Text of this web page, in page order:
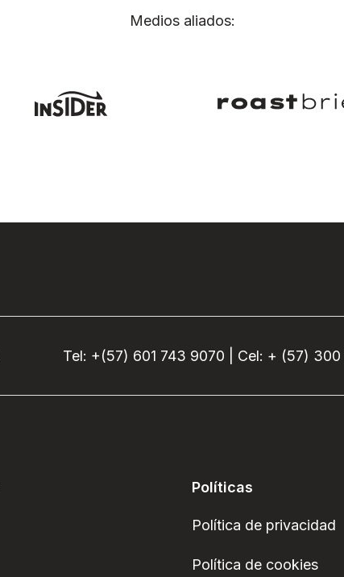
Medios aliados:
Tel: +(57) 601 743 9070 | Cel: + (57)
Políticas
Política de privacidad
Política de cookies